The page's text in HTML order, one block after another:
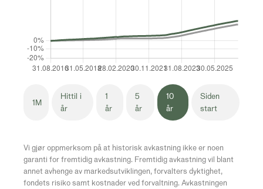
1M
Hittil i
år
1
år
5
år
10
år
Siden
start
Vi gjør oppmerksom på at historisk avkastning ikke er noen
garanti for fremtidig avkastning. Fremtidig avkastning vil blant
annet avhenge av markedsutviklingen, forvalters dyktighet,
fondets risiko samt kostnader ved forvaltning. Avkastningen